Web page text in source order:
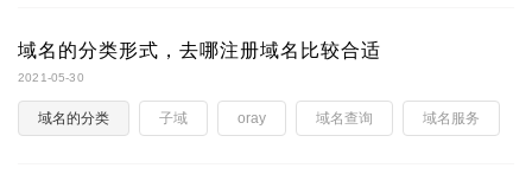
域名的分类形式，去哪注册域名比较合适
2021-05-30
域名的分类 子域 oray 域名查询 域名服务